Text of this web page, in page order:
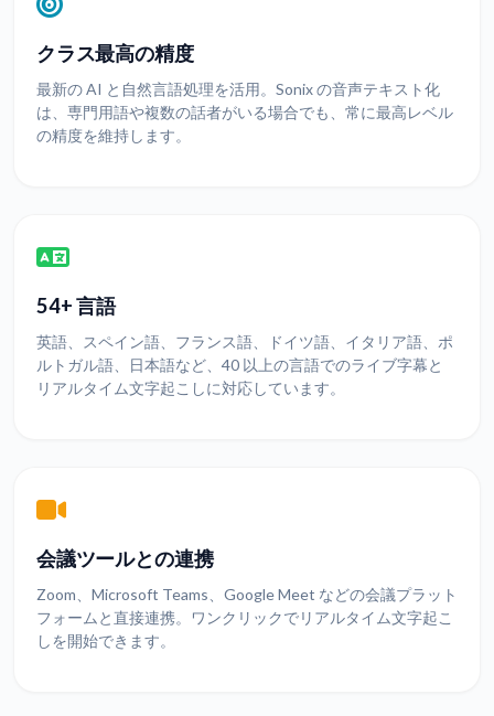
クラス最高の精度
最新の AI と自然言語処理を活用。Sonix の音声テキスト化
は、専門用語や複数の話者がいる場合でも、常に最高レベル
の精度を維持します。
54+ 言語
英語、スペイン語、フランス語、ドイツ語、イタリア語、ポ
ルトガル語、日本語など、40 以上の言語でのライブ字幕と
リアルタイム文字起こしに対応しています。
会議ツールとの連携
Zoom、Microsoft Teams、Google Meet などの会議プラット
フォームと直接連携。ワンクリックでリアルタイム文字起こ
しを開始できます。